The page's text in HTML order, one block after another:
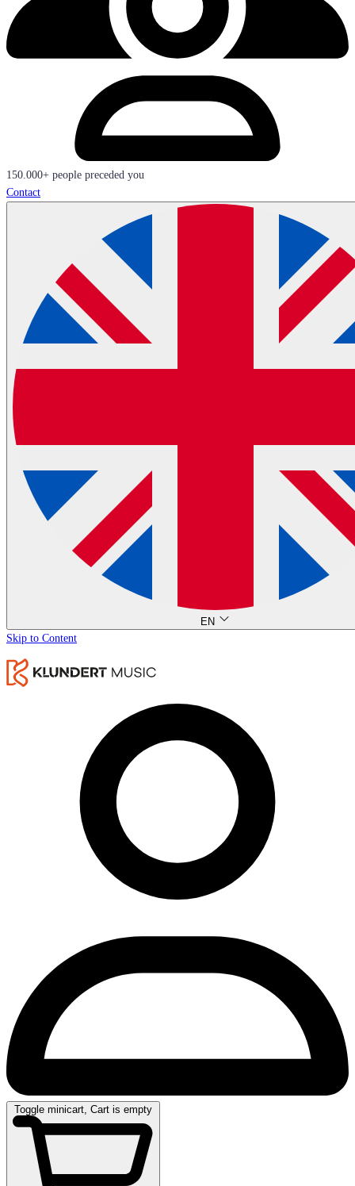
150.000+ people preceded you
Contact
EN
Skip to Content
Toggle minicart, Cart is empty